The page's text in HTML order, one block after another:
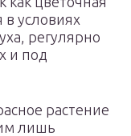
в условиях
регулярно
и под
растение
лишь